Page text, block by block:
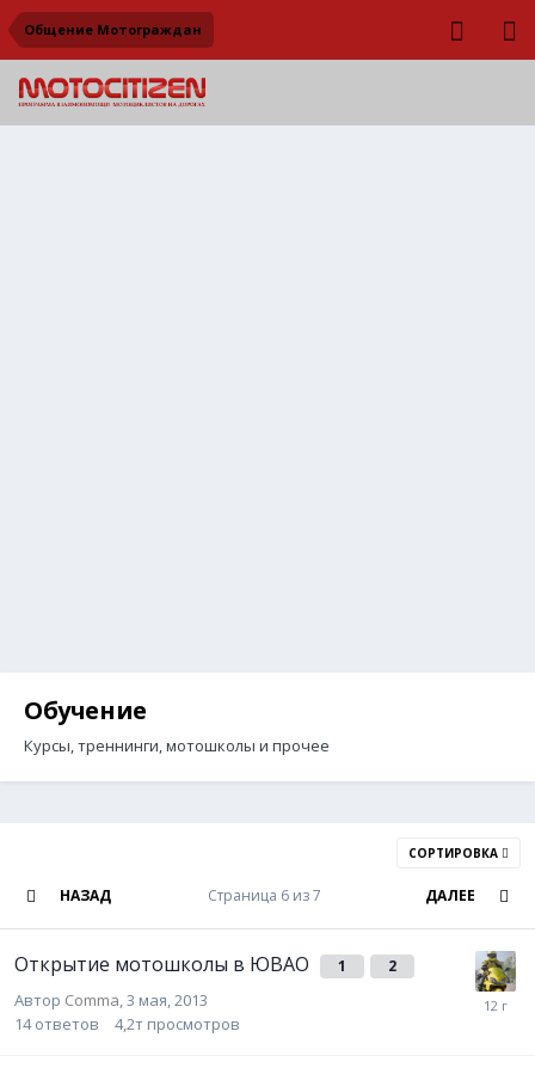
Общение Мотограждан
Обучение
Курсы, треннинги, мотошколы и прочее
СОРТИРОВКА
НАЗАД ДАЛЕЕ
Страница 6 из 7
Открытие мотошколы в ЮВАО 1 2
Автор Comma 3 мая, 2013
14 ответов 4,2т просмотров